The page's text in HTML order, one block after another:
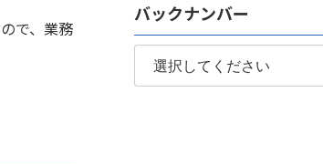
で、業務
バックナンバー